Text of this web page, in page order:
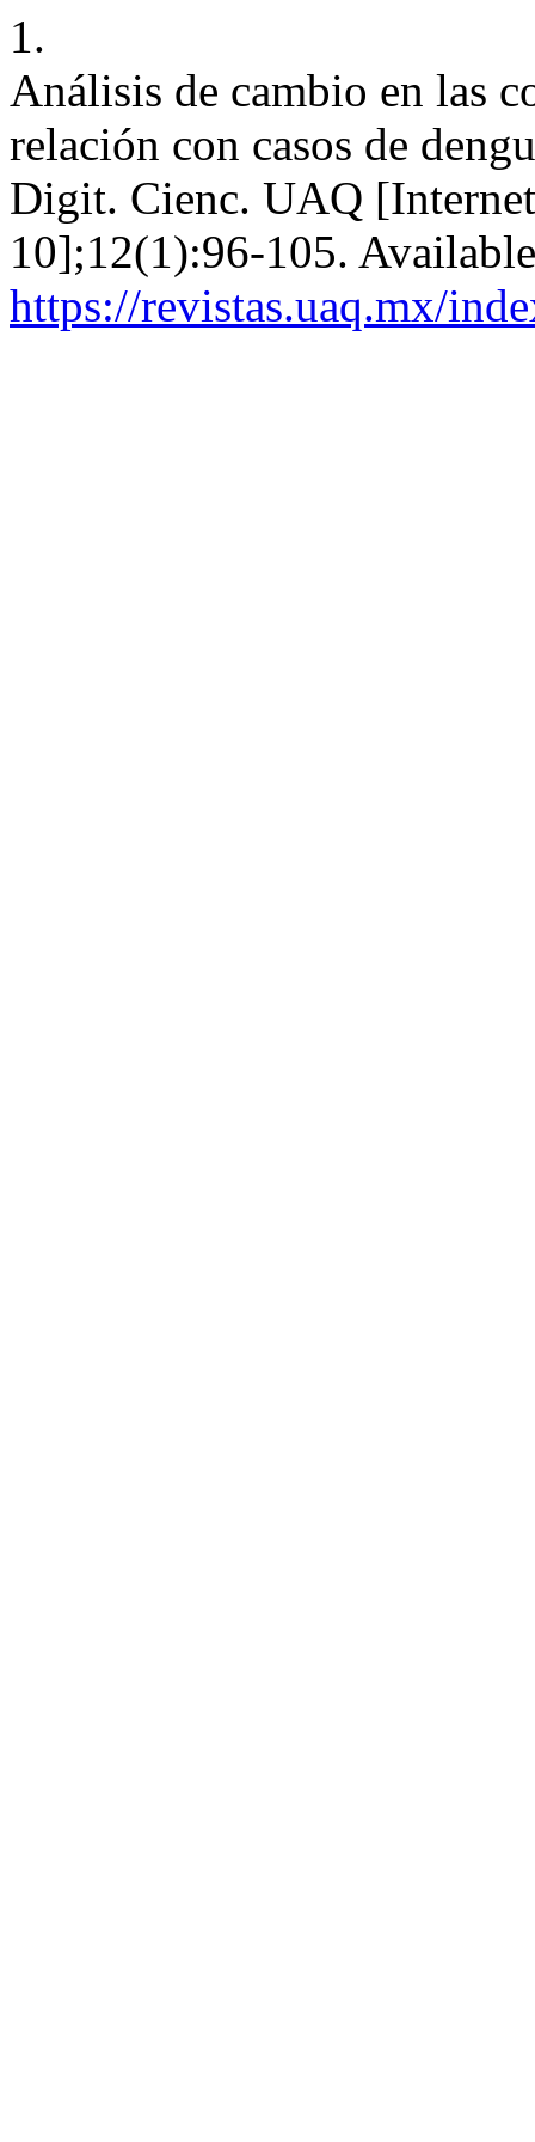
1.
Análisis de cambio en las
relación con casos de
Digit. Cienc. UAQ
10];12(1):96-105.
https://revistas.uaq.mx/